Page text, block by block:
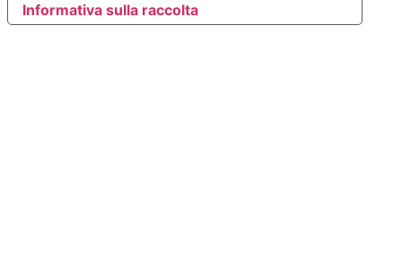
Informativa sulla raccolta